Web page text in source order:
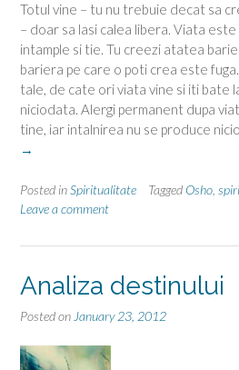
Totul vine – tu nu trebuie decat sa
– doar sa lasi calea libera. Viata
intample si tie. Tu creezi atatea
bariera pe care o poti crea este
tale, de cate ori viata vine si iti bate
niciodata. Alergi permanent dupa
tine, iar intalnirea nu se produce
→
Posted inSpiritualitate Tagged Osho
Leave a comment
Analiza destinului
Posted on January 23, 2012